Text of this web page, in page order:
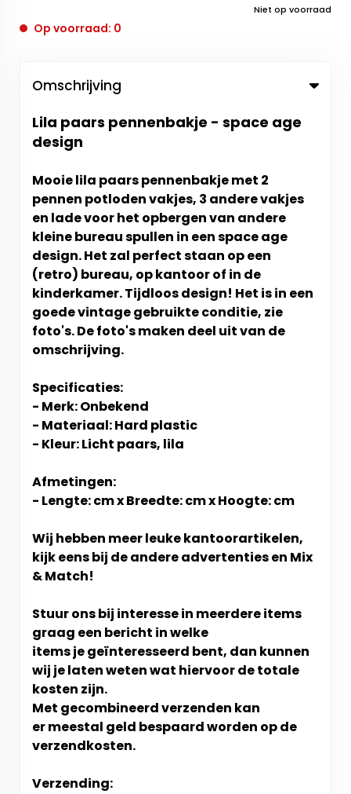
Niet op voorraad
Op voorraad: 0
Omschrijving
Lila paars pennenbakje - space age
design
Mooie lila paars pennenbakje met 2
pennen potloden vakjes, 3 andere vakjes
en lade voor het opbergen van andere
kleine bureau spullen in een space age
design. Het zal perfect staan op een
(retro) bureau, op kantoor of in de
kinderkamer. Tijdloos design! Het is in een
goede vintage gebruikte conditie, zie
foto's. De foto's maken deel uit van de
omschrijving.
Specificaties:
- Merk: Onbekend
- Materiaal: Hard plastic
- Kleur: Licht paars, lila
Afmetingen:
- Lengte: cm x Breedte: cm x Hoogte: cm
Wij hebben meer leuke kantoorartikelen,
kijk eens bij de andere advertenties en Mix
& Match!
Stuur ons bij interesse in meerdere items
graag een bericht in welke
items je geïnteresseerd bent, dan kunnen
wij je laten weten wat hiervoor de totale
kosten zijn.
Met gecombineerd verzenden kan
er meestal geld bespaard worden op de
verzendkosten.
Verzending: